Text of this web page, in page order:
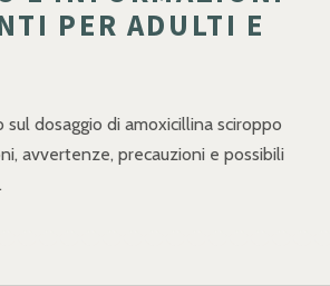
PER ADULTI E
dosaggio di amoxicillina sciroppo
avvertenze, precauzioni e possibili